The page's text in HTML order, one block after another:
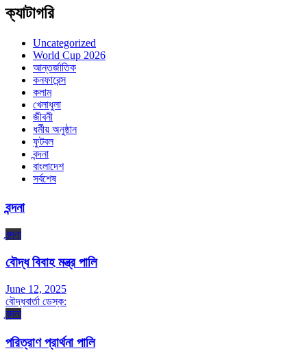
ক্যাটাগরি
Uncategorized
World Cup 2026
আন্তর্জাতিক
কনফারেন্স
কলাম
খেলাধুলা
জীবনী
ধর্মীয় অনুষ্ঠান
ফুটবল
বন্দনা
বাংলাদেশ
সর্বশেষ
বন্দনা
বন্দনা
বৌদ্ধ বিবাহ মন্ত্র পালি
June 12, 2025
বৌদ্ধবার্তা ডেস্ক:
বন্দনা
পরিত্রাণ প্রার্থনা পালি